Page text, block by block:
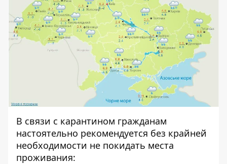
В связи с карантином гражданам
настоятельно рекомендуется без крайней
необходимости не покидать места
проживания: